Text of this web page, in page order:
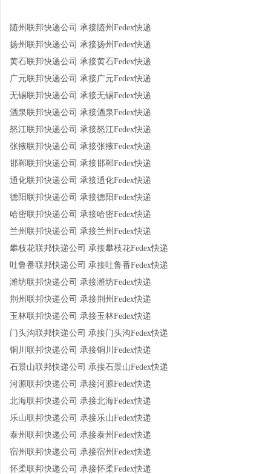
随州联邦快递公司 承接随州Fedex快递
扬州联邦快递公司 承接扬州Fedex快递
黄石联邦快递公司 承接黄石Fedex快递
广元联邦快递公司 承接广元Fedex快递
无锡联邦快递公司 承接无锡Fedex快递
酒泉联邦快递公司 承接酒泉Fedex快递
怒江联邦快递公司 承接怒江Fedex快递
张掖联邦快递公司 承接张掖Fedex快递
邯郸联邦快递公司 承接邯郸Fedex快递
通化联邦快递公司 承接通化Fedex快递
德阳联邦快递公司 承接德阳Fedex快递
哈密联邦快递公司 承接哈密Fedex快递
兰州联邦快递公司 承接兰州Fedex快递
攀枝花联邦快递公司 承接攀枝花Fedex快递
吐鲁番联邦快递公司 承接吐鲁番Fedex快递
潍坊联邦快递公司 承接潍坊Fedex快递
荆州联邦快递公司 承接荆州Fedex快递
玉林联邦快递公司 承接玉林Fedex快递
门头沟联邦快递公司 承接门头沟Fedex快递
铜川联邦快递公司 承接铜川Fedex快递
石景山联邦快递公司 承接石景山Fedex快递
河源联邦快递公司 承接河源Fedex快递
北海联邦快递公司 承接北海Fedex快递
乐山联邦快递公司 承接乐山Fedex快递
泰州联邦快递公司 承接泰州Fedex快递
宿州联邦快递公司 承接宿州Fedex快递
怀柔联邦快递公司 承接怀柔Fedex快递